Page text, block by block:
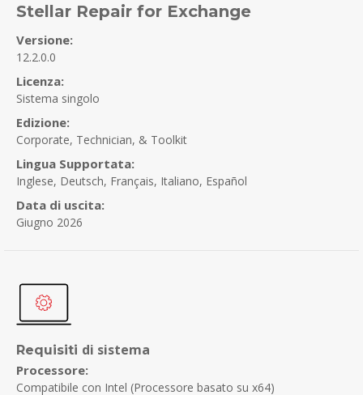
Stellar Repair for Exchange
Versione:
12.2.0.0
Licenza:
Sistema singolo
Edizione:
Corporate, Technician, & Toolkit
Lingua Supportata:
Inglese, Deutsch, Français, Italiano, Español
Data di uscita:
Giugno 2026
Requisiti di sistema
Processore:
Compatibile con Intel (Processore basato su x64)